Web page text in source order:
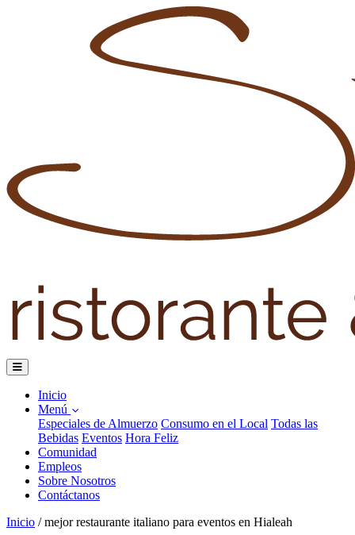
Inicio
Menú
Especiales de Almuerzo Consumo en el Local Todas las
Bebidas Eventos Hora Feliz
Comunidad
Empleos
Sobre Nosotros
Contáctanos
Inicio / mejor restaurante italiano para eventos en Hialeah